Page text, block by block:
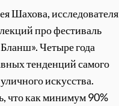
Шахова, исследователя
про фестиваль
Четыре года
тенденций самого
искусства.
что как минимум 90%